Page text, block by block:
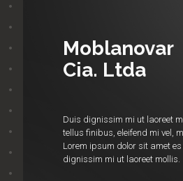
Moblanovar
Cia. Ltda
Duis dignissim mi ut laoreet
tellus finibus, eleifend mi vel,
Lorem ipsum dolor sit amet
dignissim mi ut laoreet mollis.